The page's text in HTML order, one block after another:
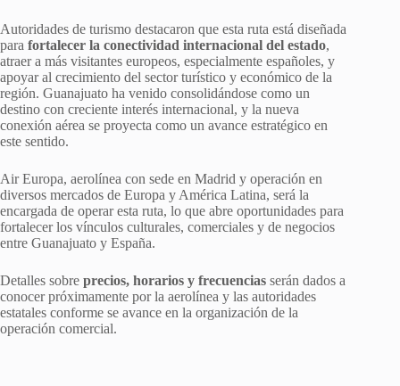
Autoridades de turismo destacaron que esta ruta está diseñada
para fortalecer la conectividad internacional del estado,
atraer a más visitantes europeos, especialmente españoles, y
apoyar al crecimiento del sector turístico y económico de la
región. Guanajuato ha venido consolidándose como un
destino con creciente interés internacional, y la nueva
conexión aérea se proyecta como un avance estratégico en
este sentido.
Air Europa, aerolínea con sede en Madrid y operación en
diversos mercados de Europa y América Latina, será la
encargada de operar esta ruta, lo que abre oportunidades para
fortalecer los vínculos culturales, comerciales y de negocios
entre Guanajuato y España.
Detalles sobre precios, horarios y frecuencias serán dados a
conocer próximamente por la aerolínea y las autoridades
estatales conforme se avance en la organización de la
operación comercial.